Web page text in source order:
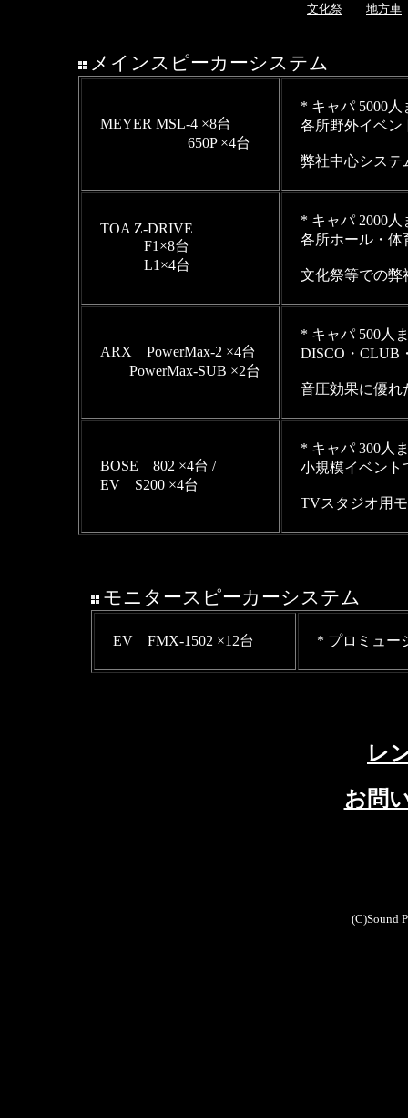
文化祭 地方車
メインスピーカーシステム
MEYER MSL-4 ×8台
650P ×4台
* キャパ 5000人
各所野外イベン
弊社中心シス
TOA Z-DRIVE
F1×8台
L1×4台
* キャパ 2000人
各所ホール・体
文化祭等での弊
ARX PowerMax-2 ×4台
PowerMax-SUB ×2台
* キャパ 500人
DISCO・CLUB
音圧効果に優れ
BOSE 802 ×4台 /
EV S200 ×4台
* キャパ 300人
小規模イベント
TVスタジオ用
モニタースピーカーシステム
EV FMX-1502 ×12台 * プロミュー
レ
お問
(C)Sound